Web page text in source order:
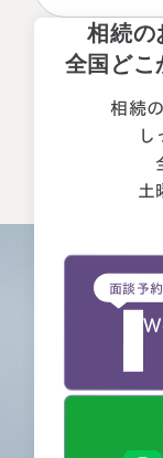
ュートラルでした。 ②丁寧なご対応とわか
した。 素人が
えて下さいました。 ③お人柄と同様に、専
相続の
全国どこ
相続
土
面談予